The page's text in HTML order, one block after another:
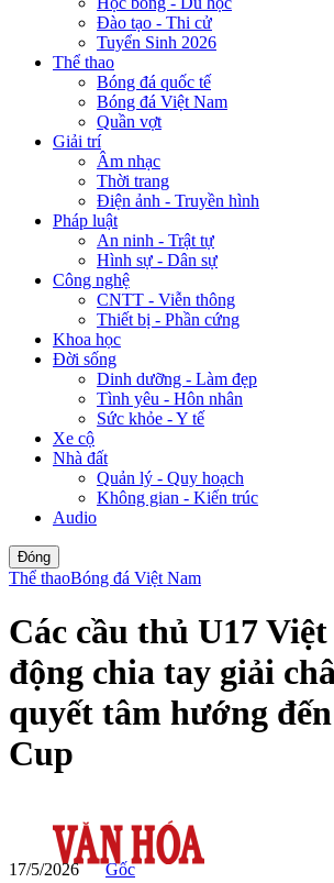
Đào tạo - Thi cử
Tuyển Sinh 2026
Thể thao
Bóng đá quốc tế
Bóng đá Việt Nam
Quần vợt
Giải trí
Âm nhạc
Thời trang
Điện ảnh - Truyền hình
Pháp luật
An ninh - Trật tự
Hình sự - Dân sự
Công nghệ
CNTT - Viễn thông
Thiết bị - Phần cứng
Khoa học
Đời sống
Dinh dưỡng - Làm đẹp
Tình yêu - Hôn nhân
Sức khỏe - Y tế
Xe cộ
Nhà đất
Quản lý - Quy hoạch
Không gian - Kiến trúc
Audio
Đóng
Thể thaoBóng đá Việt Nam
Các cầu thủ U17
động chia tay giải
quyết tâm hướng
Cup
17/5/2026 Gốc